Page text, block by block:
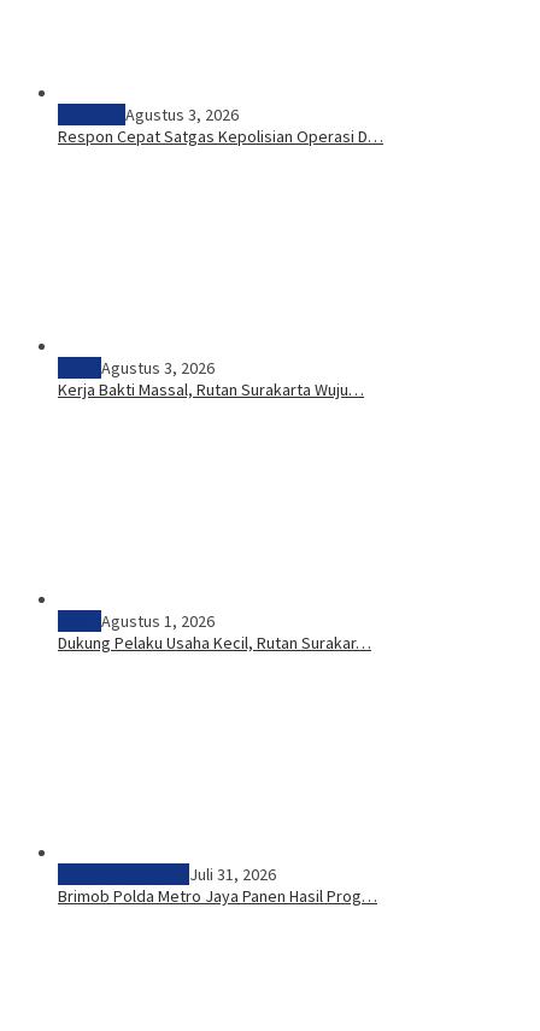
Agustus 3, 2026
Respon Cepat Satgas Kepolisian Operasi D…
Agustus 3, 2026
Kerja Bakti Massal, Rutan Surakarta Wuju…
Agustus 1, 2026
Dukung Pelaku Usaha Kecil, Rutan Surakar…
Juli 31, 2026
Brimob Polda Metro Jaya Panen Hasil Prog…